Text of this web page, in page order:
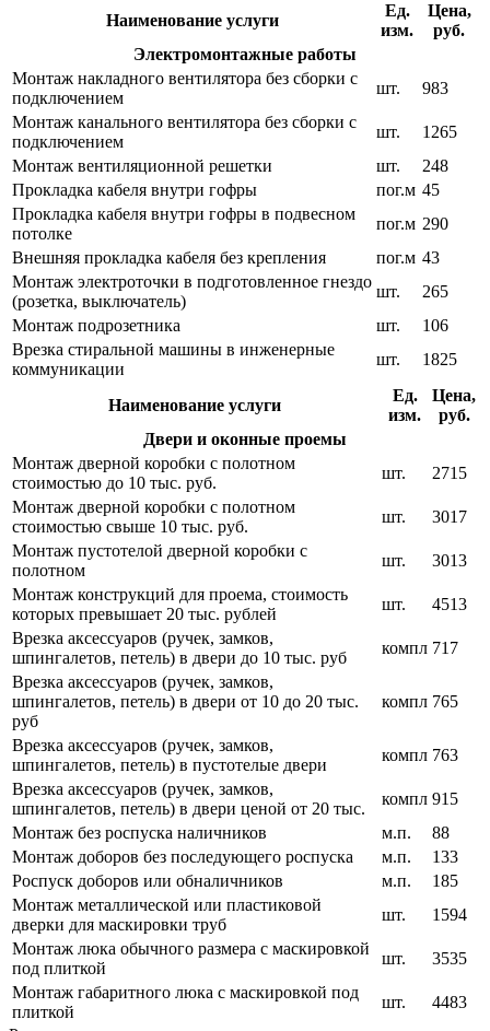
Наименование услуги
Ед.
изм.
Цена,
руб.
Электромонтажные работы
Монтаж накладного вентилятора без сборки с
подключением
шт.
983
Монтаж канального вентилятора без сборки с
подключением
шт.
1265
Монтаж вентиляционной решетки
шт.
248
Прокладка кабеля внутри гофры
пог.м 45
Прокладка кабеля внутри гофры в подвесном
потолке
пог.м 290
Внешняя прокладка кабеля без крепления
пог.м 43
Монтаж электроточки в подготовленное гнездо
(розетка, выключатель)
шт.
265
Монтаж подрозетника
шт.
106
Врезка стиральной машины в инженерные
коммуникации
шт. 1825
Наименование услуги
Ед.
изм.
Цена,
руб.
Двери и оконные проемы
Монтаж дверной коробки с полотном
стоимостью до 10 тыс. руб.
шт.
2715
Монтаж дверной коробки с полотном
стоимостью свыше 10 тыс. руб.
шт.
3017
Монтаж пустотелой дверной коробки с
полотном
шт.
3013
Монтаж конструкций для проема, стоимость
которых превышает 20 тыс. рублей
шт.
4513
Врезка аксессуаров (ручек, замков,
шпингалетов, петель) в двери до 10 тыс. руб
компл 717
Врезка аксессуаров (ручек, замков,
шпингалетов, петель) в двери от 10 до 20 тыс.
руб
компл 765
Врезка аксессуаров (ручек, замков,
шпингалетов, петель) в пустотелые двери
компл 763
Врезка аксессуаров (ручек, замков,
шпингалетов, петель) в двери ценой от 20 тыс.
компл 915
Монтаж без роспуска наличников
м.п.
88
Монтаж доборов без последующего роспуска
м.п.
133
Роспуск доборов или обналичников
м.п.
185
Монтаж металлической или пластиковой
дверки для маскировки труб
шт.
1594
Монтаж люка обычного размера с маскировкой
под плиткой
шт.
3535
Монтаж габаритного люка с маскировкой под
плиткой
шт.
4483